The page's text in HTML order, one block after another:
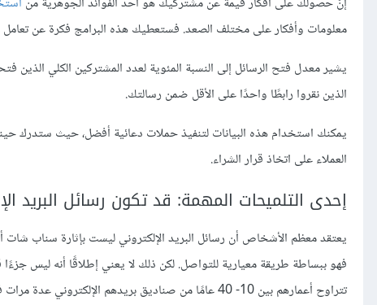
معلومات وأفكار على مختلف الصعد. فستعطيك هذه البرامج فكرة عن
يشير معدل فتح الرسائل إلى النسبة المئوية لعدد المشتركين الكلي الذين
الذين نقروا رابطًا واحدًا على الأقل ضمن رسالتك.
يمكنك استخدام هذه البيانات لتنفيذ حملات دعائية أفضل، حيث ستدرك
العملاء على اتخاذ قرار الشراء.
إحدى التلميحات المهمة: قد تكون رسائل البريد
يعتقد معظم الأشخاص أن رسائل البريد الإلكتروني ليست بإثارة سناب
فهو ببساطة طريقة معيارية للتواصل. لكن ذلك لا يعني إطلاقًا أنه ليس
تتراوح أعمارهم بين 10- 40 عامًا من صناديق بريدهم